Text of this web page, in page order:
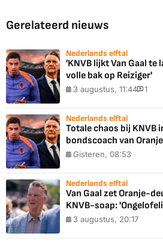
Gerelateerd nieuws
Nederlands elftal
'KNVB lijkt Van Gaal te
volle bak op Reiziger'
3 augustus, 11:44 1
Nederlands elftal
Totale chaos bij KNVB
bondscoach van Oranje
Gisteren, 08:53
Nederlands elftal
Van Gaal zet Oranje-
KNVB-soap:
3 augustus, 20:17